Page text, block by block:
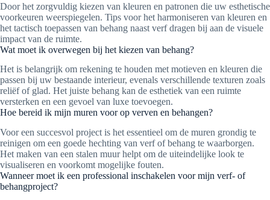
Door het zorgvuldig kiezen van kleuren en patronen die uw esthetische
voorkeuren weerspiegelen. Tips voor het harmoniseren van kleuren en
het tactisch toepassen van behang naast verf dragen bij aan de visuele
impact van de ruimte.
Wat moet ik overwegen bij het kiezen van behang?
Het is belangrijk om rekening te houden met motieven en kleuren die
passen bij uw bestaande interieur, evenals verschillende texturen zoals
reliëf of glad. Het juiste behang kan de esthetiek van een ruimte
versterken en een gevoel van luxe toevoegen.
Hoe bereid ik mijn muren voor op verven en behangen?
Voor een succesvol project is het essentieel om de muren grondig te
reinigen om een goede hechting van verf of behang te waarborgen.
Het maken van een stalen muur helpt om de uiteindelijke look te
visualiseren en voorkomt mogelijke fouten.
Wanneer moet ik een professional inschakelen voor mijn verf- of
behangproject?